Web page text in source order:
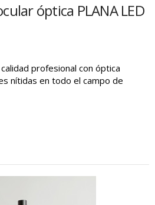
óptica PLANA LED
profesional con óptica
nítidas en todo el campo de